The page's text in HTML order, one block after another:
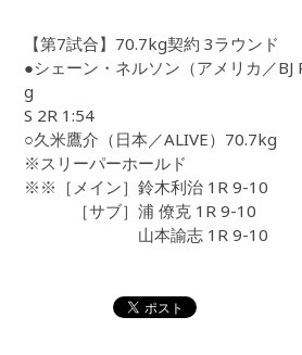
【第7試合】70.7kg契約 3ラウンド
●シェーン・ネルソン（アメリカ／
g
S 2R 1:54
○久米鷹介（日本／ALIVE）70.7kg
※スリーパーホールド
※※［メイン］鈴木利治 1R 9-10
［サブ］浦 僚克 1R 9-10
山本諭志 1R 9-10